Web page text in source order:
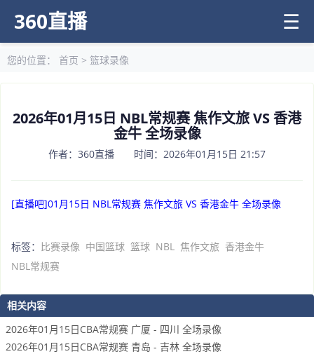
360直播 ☰
您的位置： 首页 > 篮球录像
2026年01月15日 NBL常规赛 焦作文旅 VS 香港
金牛 全场录像
作者：360直播 时间：2026年01月15日 21:57
[直播吧]01月15日 NBL常规赛 焦作文旅 VS 香港金牛 全场录像
标签： 比赛录像 中国篮球 篮球 NBL 焦作文旅 香港金牛
NBL常规赛
相关内容
2026年01月15日CBA常规赛 广厦 - 四川 全场录像
2026年01月15日CBA常规赛 青岛 - 吉林 全场录像